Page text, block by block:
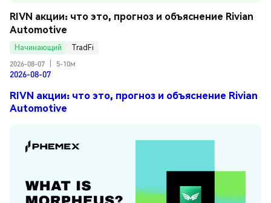
RIVN акции: что это, прогноз и объяснение Rivian
Automotive
Начинающий
TradFi
2026-08-07
5-10м
2026-08-07
RIVN акции: что это, прогноз и объяснение Rivian
Automotive